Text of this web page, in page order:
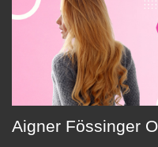
Aigner Fössinger